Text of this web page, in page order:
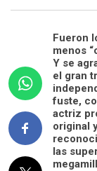
Fueron
menos
Y se
el gran
fuste,
actriz
original
las